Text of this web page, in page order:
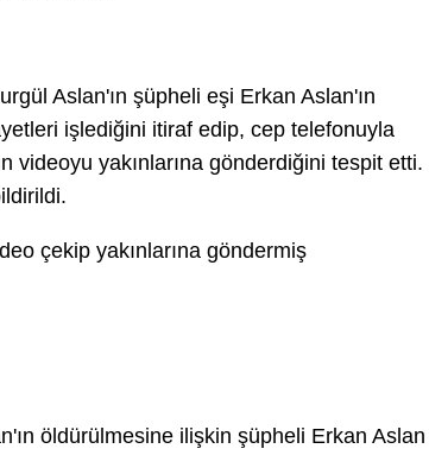
Aslan'ın şüpheli eşi Erkan Aslan'ın
işlediğini itiraf edip, cep telefonuyla
videoyu yakınlarına gönderdiğini tespit etti.
çekip yakınlarına göndermiş
öldürülmesine ilişkin şüpheli Erkan Aslan